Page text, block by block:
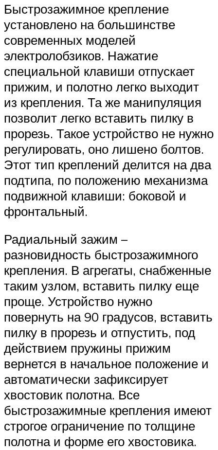
Быстрозажимное крепление
установлено на большинстве
современных моделей
электролобзиков. Нажатие
специальной клавиши отпускает
прижим, и полотно легко выходит
из крепления. Та же манипуляция
позволит легко вставить пилку в
прорезь. Такое устройство не нужно
регулировать, оно лишено болтов.
Этот тип креплений делится на два
подтипа, по положению механизма
подвижной клавиши: боковой и
фронтальный.
Радиальный зажим –
разновидность быстрозажимного
крепления. В агрегаты, снабженные
таким узлом, вставить пилку еще
проще. Устройство нужно
повернуть на 90 градусов, вставить
пилку в прорезь и отпустить, под
действием пружины прижим
вернется в начальное положение и
автоматически зафиксирует
хвостовик полотна. Все
быстрозажимные крепления имеют
строгое ограничение по толщине
полотна и форме его хвостовика.